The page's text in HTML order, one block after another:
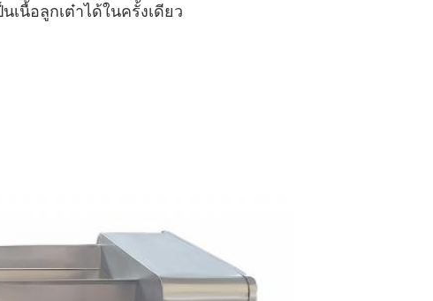
นื้อลูกเต๋าได้ในครั้งเดียว